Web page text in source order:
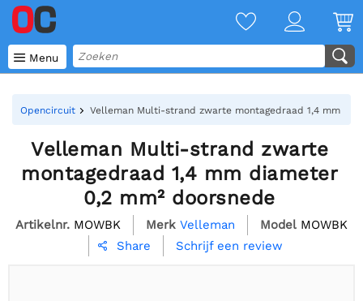
 Menu
Opencircuit Velleman Multi-strand zwarte montagedraad 1,4 mm
Velleman Multi-strand zwarte
montagedraad 1,4 mm diameter
0,2 mm² doorsnede
Artikelnr. MOWBK Merk Velleman Model MOWBK
 Share Schrijf een review